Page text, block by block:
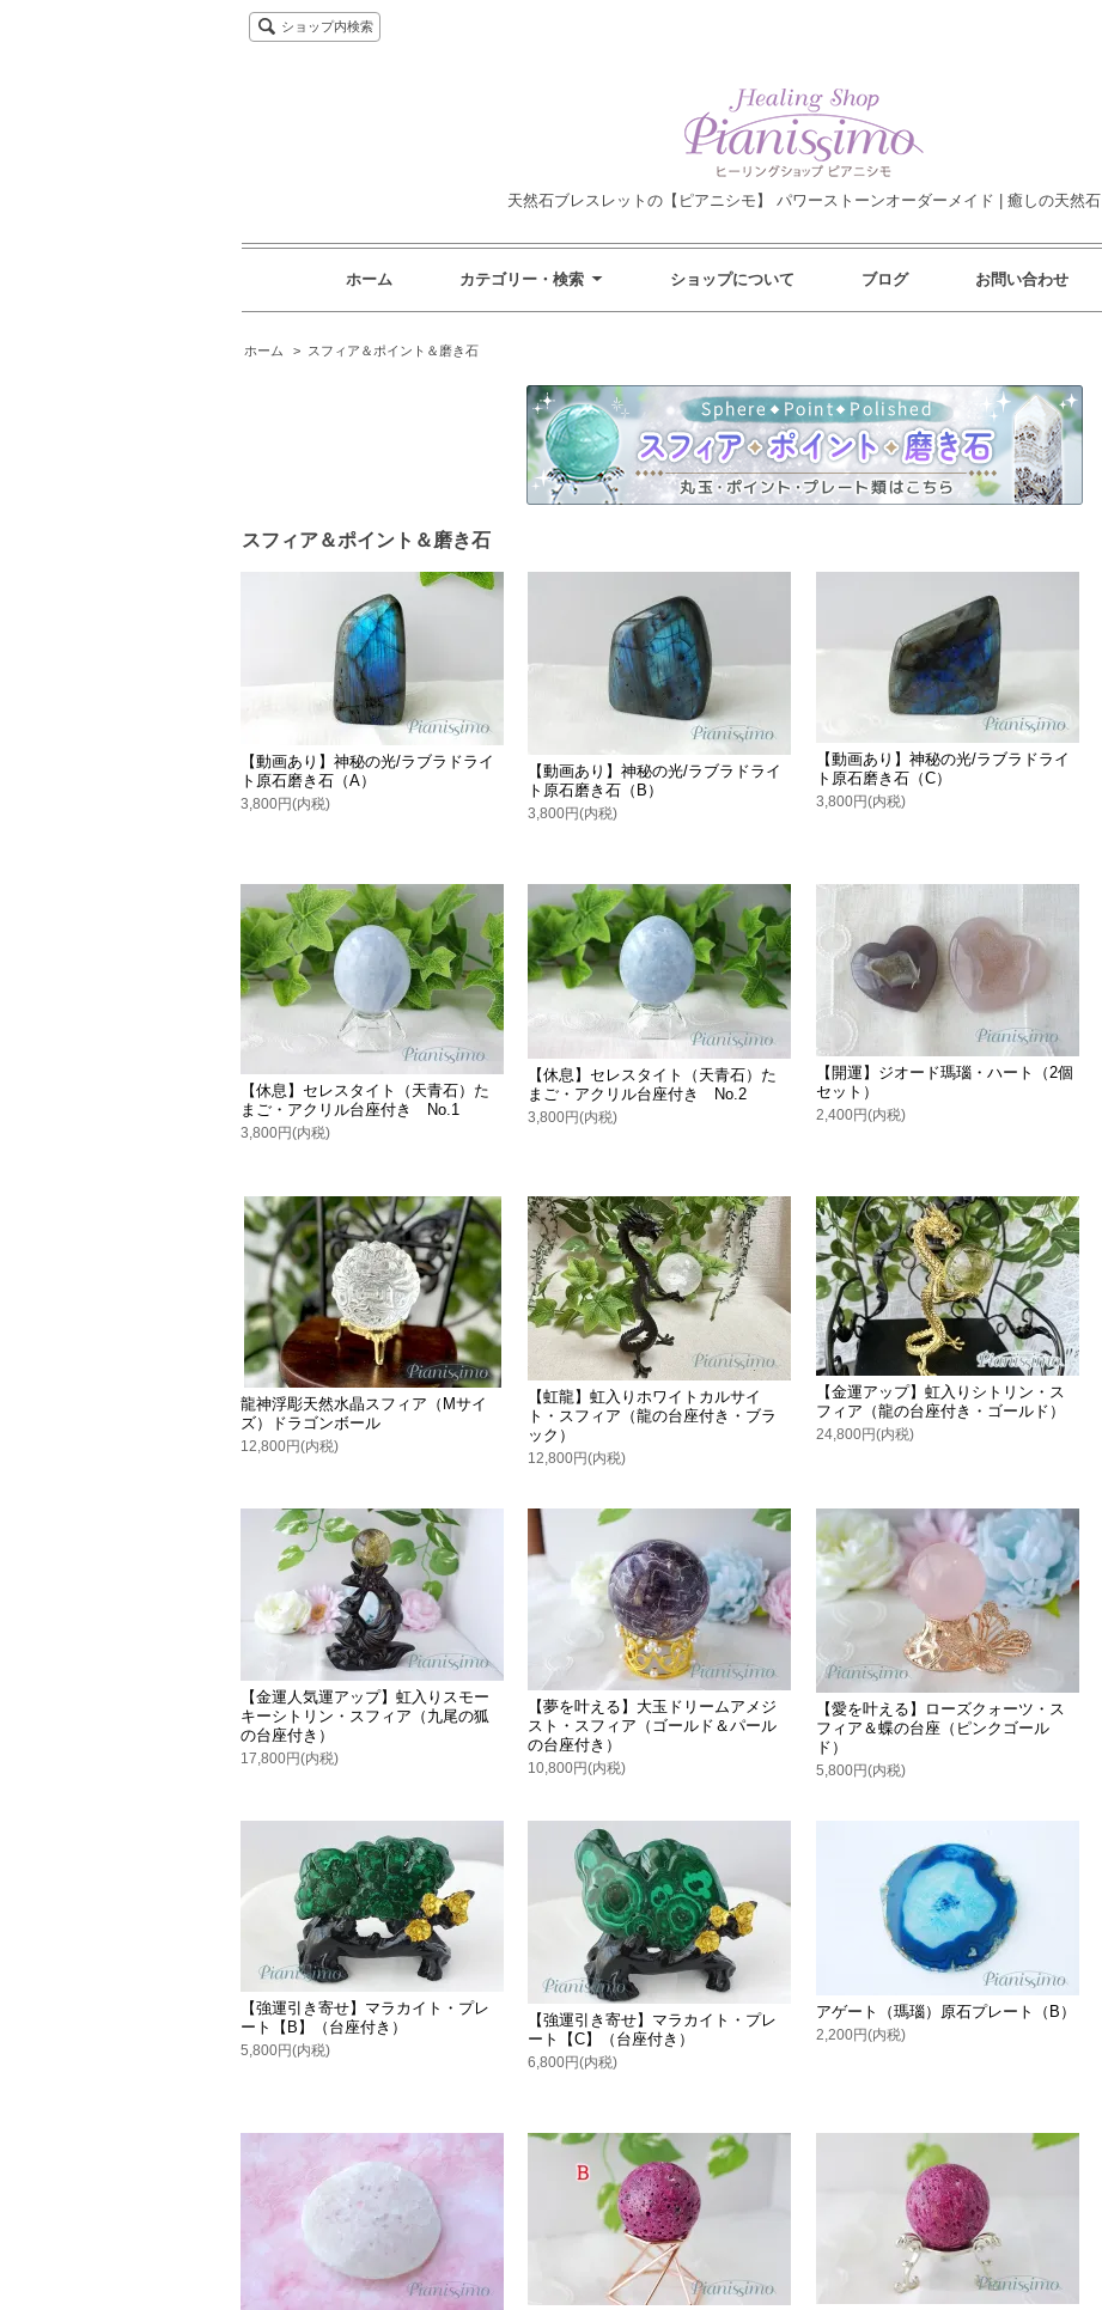
ショップ内検索
天然石ブレスレットの【ピアニシモ】 パワーストーンオーダーメイド | 癒しの天然石
ホーム カテゴリー・検索 ショップについて ブログ お問い合わせ
ホーム > スフィア＆ポイント＆磨き石
スフィア＆ポイント＆磨き石
【動画あり】神秘の光/ラブラドライ
ト原石磨き石（A）
3,800円(内税)
【動画あり】神秘の光/ラブラドライ
ト原石磨き石（B）
3,800円(内税)
【動画あり】神秘の光/ラブラドライ
ト原石磨き石（C）
3,800円(内税)
【休息】セレスタイト（天青石）た
まご・アクリル台座付き No.1
3,800円(内税)
【休息】セレスタイト（天青石）た
まご・アクリル台座付き No.2
3,800円(内税)
【開運】ジオード瑪瑙・ハート（2個
セット）
2,400円(内税)
龍神浮彫天然水晶スフィア（Mサイ
ズ）ドラゴンボール
12,800円(内税)
【虹龍】虹入りホワイトカルサイ
ト・スフィア（龍の台座付き・ブラ
ック）
12,800円(内税)
【金運アップ】虹入りシトリン・ス
フィア（龍の台座付き・ゴールド）
24,800円(内税)
【金運人気運アップ】虹入りスモー
キーシトリン・スフィア（九尾の狐
の台座付き）
17,800円(内税)
【夢を叶える】大玉ドリームアメジ
スト・スフィア（ゴールド＆パール
の台座付き）
10,800円(内税)
【愛を叶える】ローズクォーツ・ス
フィア＆蝶の台座（ピンクゴール
ド）
5,800円(内税)
【強運引き寄せ】マラカイト・プレ
ート【B】（台座付き）
5,800円(内税)
【強運引き寄せ】マラカイト・プレ
ート【C】（台座付き）
6,800円(内税)
アゲート（瑪瑙）原石プレート（B）
2,200円(内税)